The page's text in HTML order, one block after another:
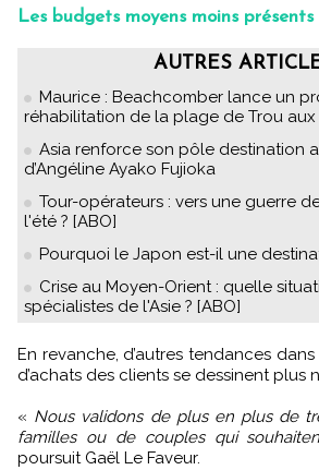
Les budgets moyens moins
AUTRES
Maurice : Beachcomber lance un
réhabilitation de la plage de Trou aux
Asia renforce son pôle destination
d’Angéline Ayako Fujioka
Tour-opérateurs : vers une guerre
l'été ? [ABO]
Pourquoi le Japon est-il une
Crise au Moyen-Orient : quelle
spécialistes de l'Asie ? [ABO]
En revanche, d’autres tendances dans les comportements
d’achats des clients se dessinent plus
« Nous validons de plus en plus de
familles ou de couples qui
poursuit Gaël Le Faveur.